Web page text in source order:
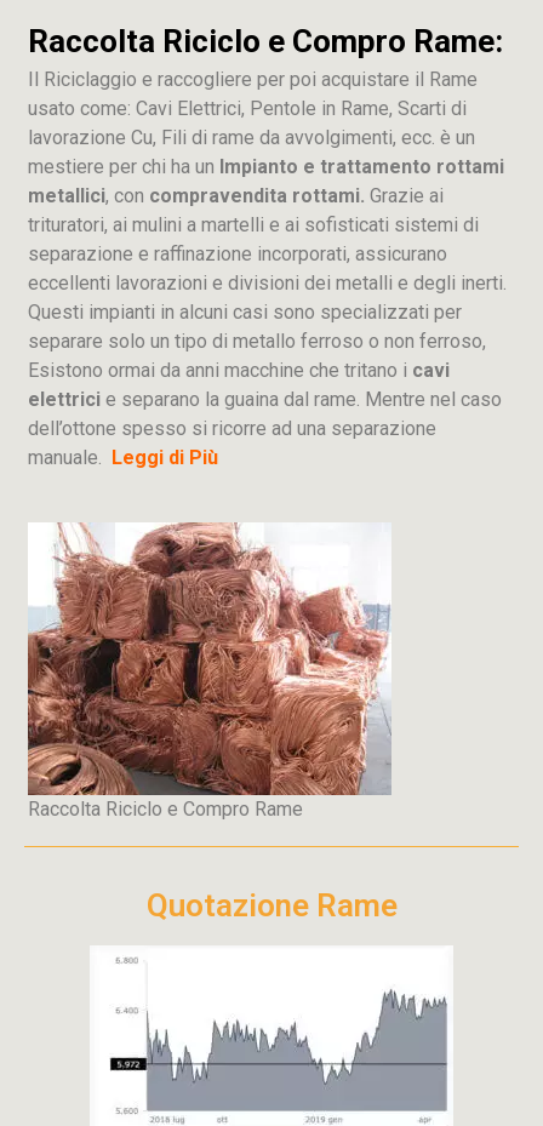
Raccolta Riciclo e Compro Rame:
Il Riciclaggio e raccogliere per poi acquistare il Rame
usato come: Cavi Elettrici, Pentole in Rame, Scarti di
lavorazione Cu, Fili di rame da avvolgimenti, ecc. è un
mestiere per chi ha un Impianto e trattamento rottami
metallici, con compravendita rottami. Grazie ai
trituratori, ai mulini a martelli e ai sofisticati sistemi di
separazione e raffinazione incorporati, assicurano
eccellenti lavorazioni e divisioni dei metalli e degli inerti.
Questi impianti in alcuni casi sono specializzati per
separare solo un tipo di metallo ferroso o non ferroso,
Esistono ormai da anni macchine che tritano i cavi
elettrici e separano la guaina dal rame. Mentre nel caso
dell’ottone spesso si ricorre ad una separazione
manuale.
Leggi di Più
Raccolta Riciclo e Compro Rame
Quotazione Rame